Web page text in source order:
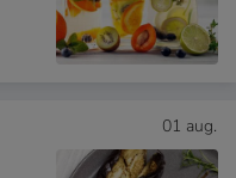
01 aug.